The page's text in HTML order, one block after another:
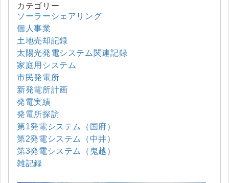
カテゴリー
ソーラーシェアリング
個人事業
土地売却記録
太陽光発電システム関連記録
家庭用システム
市民発電所
新発電所計画
発電実績
発電所探訪
第1発電システム（国府）
第2発電システム（中井）
第3発電システム（鬼越）
雑記録